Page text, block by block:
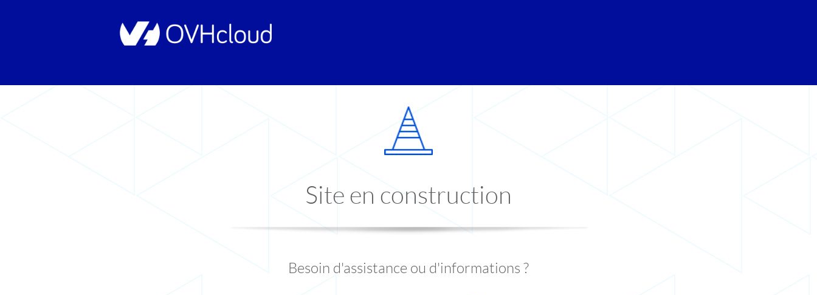
Site en construction
Besoin d'assistance ou d'informations ?